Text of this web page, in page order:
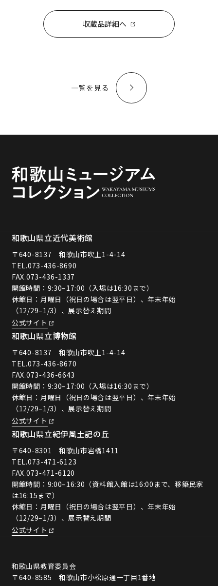
収蔵品詳細へ
一覧を見る
和歌山県立近代美術館
〒640-8137 和歌山市吹上1-4-14
TEL.073-436-8690
FAX.073-436-1337
開館時間：9:30–17:00（入場は16:30まで）
休館日：月曜日（祝日の場合は翌平日）、年末年始
（12/29–1/3）、展示替え期間
公式サイト
和歌山県立博物館
〒640-8137 和歌山市吹上1-4-14
TEL.073-436-8670
FAX.073-436-6643
開館時間：9:30–17:00（入場は16:30まで）
休館日：月曜日（祝日の場合は翌平日）、年末年始
（12/29–1/3）、展示替え期間
公式サイト
和歌山県立紀伊風土記の丘
〒640-8301 和歌山市岩橋1411
TEL.073-471-6123
FAX.073-471-6120
開館時間：9:00–16:30（資料館入館は16:00まで、移築民家
は16:15まで）
休館日：月曜日（祝日の場合は翌平日）、年末年始
（12/29–1/3）、展示替え期間
公式サイト
和歌山県教育委員会
〒640-8585 和歌山市小松原通一丁目1番地